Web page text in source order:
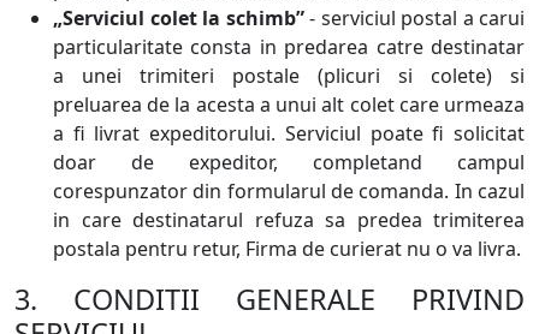
„Serviciul colet la schimb”- serviciul postal a carui
particularitate consta in predarea catre destinatar
a unei trimiteri postale (plicuri si colete) si
preluarea de la acesta a unui alt colet care urmeaza
a fi livrat expeditorului. Serviciul poate fi solicitat
doar de expeditor, completand campul
corespunzator din formularul de comanda. In cazul
in care destinatarul refuza sa predea trimiterea
postala pentru retur, Firma de curierat nu o va livra.
3. CONDITII GENERALE PRIVIND